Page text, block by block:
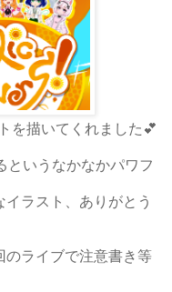
を描いてくれました💕
というなかなかパワフ
ラスト、ありがとう
のライブで注意書き等